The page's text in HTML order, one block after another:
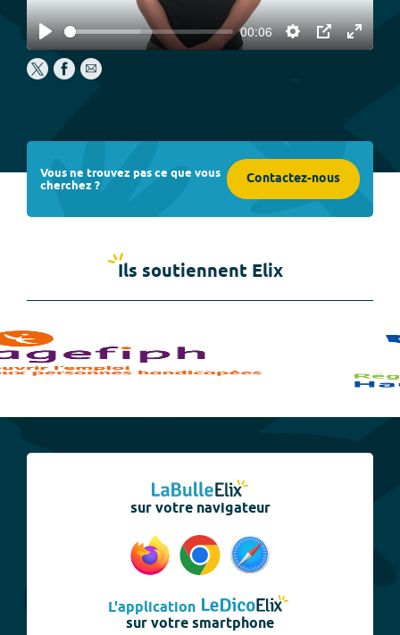
Play
00:06
Settings
PIP
Enter
Vous ne trouvez pas ce que vous
cherchez ? Contactez-nous
Ils soutiennent Elix
sur votre navigateur
L'application
sur votre smartphone